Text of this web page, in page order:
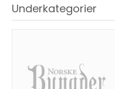
Underkategorier